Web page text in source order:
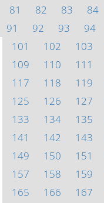
81
82 83 84
91
92 93 94
101
102 103
109
110 111
117
118 119
125
126 127
133
134 135
141
142 143
149
150 151
157
158 159
165
166 167